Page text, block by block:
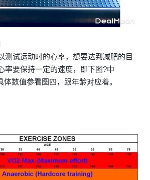
测试运动时的心率，想要达到减肥的目
率要保持一定的速度，即下图?中
体数值参看图四，跟年龄对应着。